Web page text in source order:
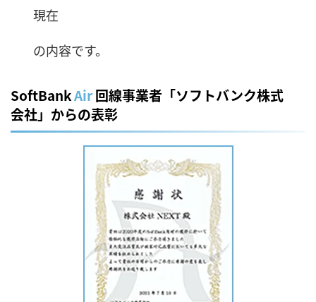
現在
の内容です。
SoftBankAir回線事業者「ソフトバンク株式
会社」からの表彰